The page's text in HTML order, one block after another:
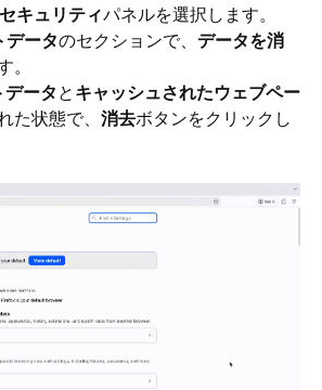
キュリティパネルを選択します。
ータのセクションで、 データを消
。
ータ と キャッシュされたウェブペー
た状態で、 消去ボタンをクリックし